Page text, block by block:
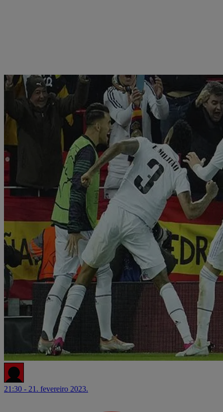
21:30 - 21. fevereiro 2023.